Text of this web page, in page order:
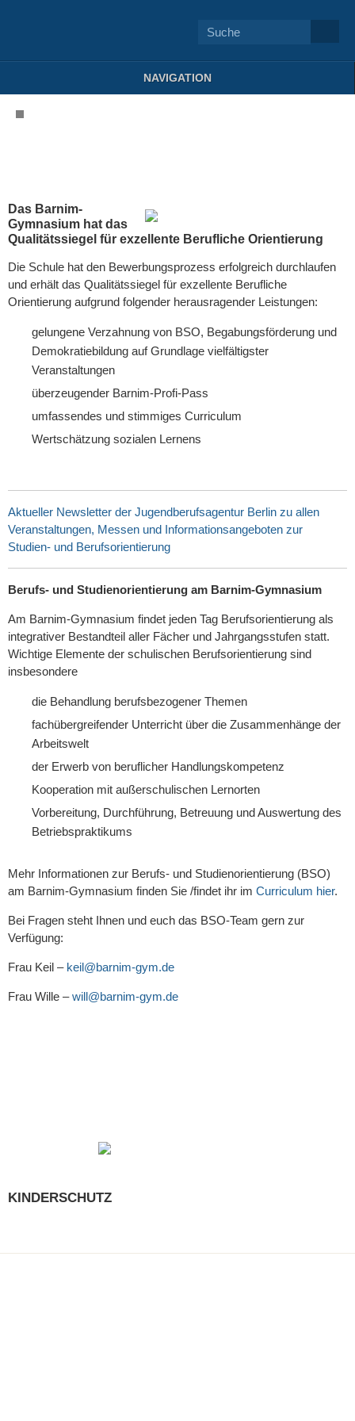
NAVIGATION
Das Barnim-
Gymnasium hat das
Qualitätssiegel für exzellente Berufliche Orientierung
Die Schule hat den Bewerbungsprozess erfolgreich durchlaufen
und erhält das Qualitätssiegel für exzellente Berufliche
Orientierung aufgrund folgender herausragender Leistungen:
gelungene Verzahnung von BSO, Begabungsförderung und
Demokratiebildung auf Grundlage vielfältigster
Veranstaltungen
überzeugender Barnim-Profi-Pass
umfassendes und stimmiges Curriculum
Wertschätzung sozialen Lernens
Aktueller Newsletter der Jugendberufsagentur Berlin zu allen
Veranstaltungen, Messen und Informationsangeboten zur
Studien- und Berufsorientierung
Berufs- und Studienorientierung am Barnim-Gymnasium
Am Barnim-Gymnasium findet jeden Tag Berufsorientierung als
integrativer Bestandteil aller Fächer und Jahrgangsstufen statt.
Wichtige Elemente der schulischen Berufsorientierung sind
insbesondere
die Behandlung berufsbezogener Themen
fachübergreifender Unterricht über die Zusammenhänge der
Arbeitswelt
der Erwerb von beruflicher Handlungskompetenz
Kooperation mit außerschulischen Lernorten
Vorbereitung, Durchführung, Betreuung und Auswertung des
Betriebspraktikums
Mehr Informationen zur Berufs- und Studienorientierung (BSO)
am Barnim-Gymnasium finden Sie /findet ihr im Curriculum hier.
Bei Fragen steht Ihnen und euch das BSO-Team gern zur
Verfügung:
Frau Keil – keil@barnim-gym.de
Frau Wille –will@barnim-gym.de
KINDERSCHUTZ